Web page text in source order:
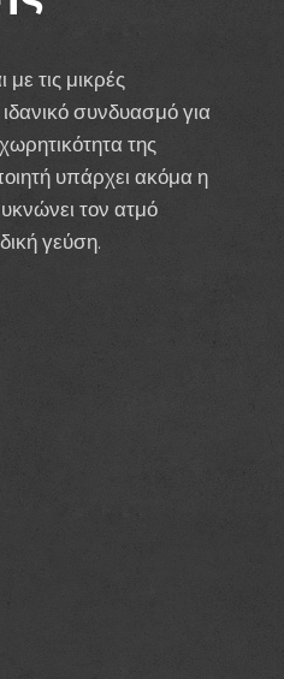
τις μικρές
ιδανικό συνδυασμό για
της
υπάρχει ακόμα η
τον ατμό
γεύση.